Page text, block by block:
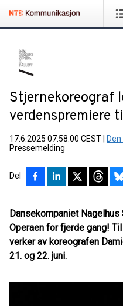
Stjernekoreograf
verdenspremiere
17.6.2025 07:58:00 CEST
Pressemelding
Del
Dansekompaniet
Operaen for fjerde gang!
verker av koreografen
21. og 22. juni.